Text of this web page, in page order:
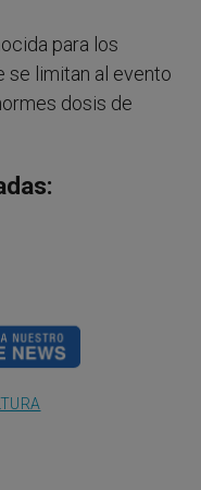
para los
se limitan al evento
dosis de